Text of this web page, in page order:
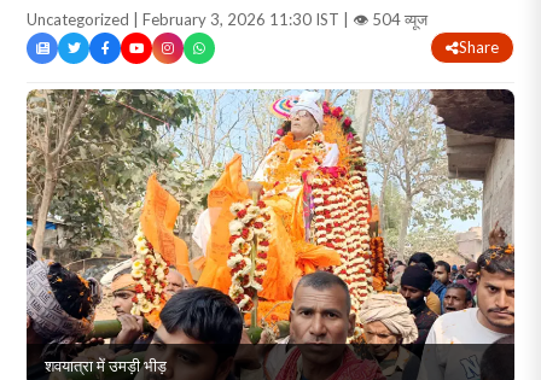
Uncategorized | February 3, 2026 11:30 IST | 👁 504 व्यूज
Share
शवयात्रा में उमड़ी भीड़